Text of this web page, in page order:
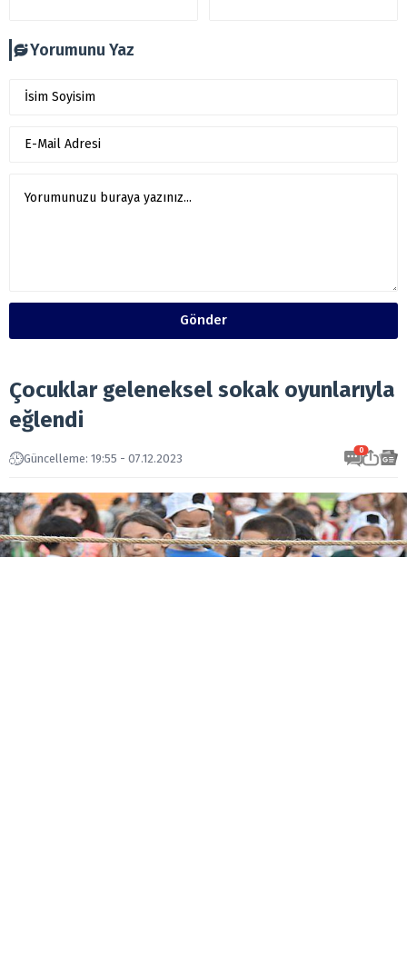
Yorumunu Yaz
Gönder
Çocuklar geleneksel sokak oyunlarıyla
eğlendi
Güncelleme: 19:55 - 07.12.2023
0